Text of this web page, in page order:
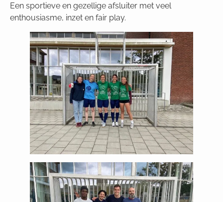
Een sportieve en gezellige afsluiter met veel
enthousiasme, inzet en fair play.